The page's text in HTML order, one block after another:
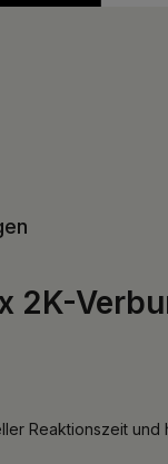
2K-
Reaktionszeit und